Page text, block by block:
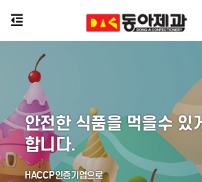
안전한 식품을 먹을수 있
합니다.
HACCP인증기업으로